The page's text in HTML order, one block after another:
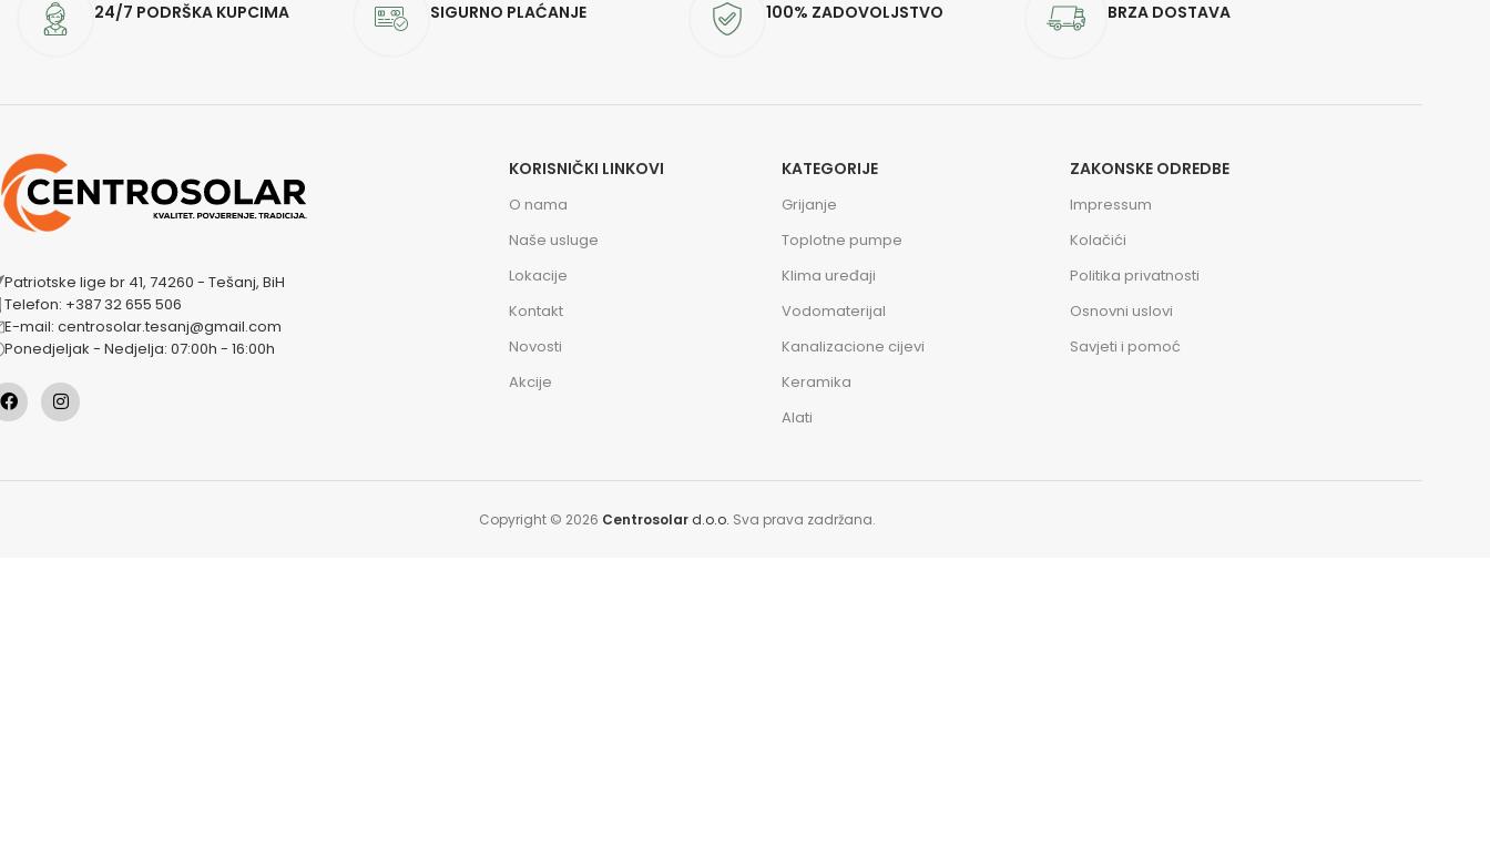
24/7 PODRŠKA KUPCIMA SIGURNO PLAĆANJE 100% ZADOVOLJSTVO BRZA DOSTAVA
Patriotske lige br 41, 74260 - Tešanj, BiH
Telefon: +387 32 655 506
E-mail: centrosolar.tesanj@gmail.com
Ponedjeljak - Nedjelja: 07:00h - 16:00h
KORISNIČKI LINKOVI
O nama
Naše usluge
Lokacije
Kontakt
Novosti
Akcije
KATEGORIJE
Grijanje
Toplotne pumpe
Klima uređaji
Vodomaterijal
Kanalizacione cijevi
Keramika
Alati
ZAKONSKE ODREDBE
Impressum
Kolačići
Politika privatnosti
Osnovni uslovi
Savjeti i pomoć
Copyright © 2026 Centrosolar d.o.o. Sva prava zadržana.